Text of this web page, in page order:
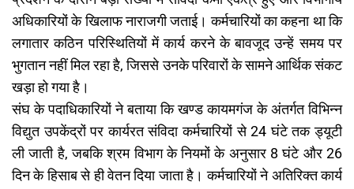
अधिकारियों के खिलाफ नाराजगी जताई। कर्मचारियों का कहना था कि
लगातार कठिन परिस्थितियों में कार्य करने के बावजूद उन्हें समय पर
भुगतान नहीं मिल रहा है, जिससे उनके परिवारों के सामने आर्थिक संकट
खड़ा हो गया है।
संघ के पदाधिकारियों ने बताया कि खण्ड कायमगंज के अंतर्गत विभिन्न
विद्युत उपकेंद्रों पर कार्यरत संविदा कर्मचारियों से 24 घंटे तक ड्यूटी
ली जाती है, जबकि श्रम विभाग के नियमों के अनुसार 8 घंटे और 26
दिन के हिसाब से ही वेतन दिया जाता है। कर्मचारियों ने अतिरिक्त कार्य